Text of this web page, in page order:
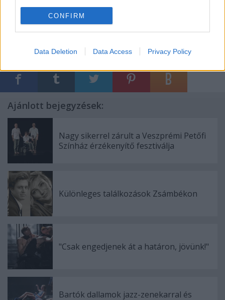
CONFIRM
Data Deletion Data Access Privacy Policy
Ajánlott bejegyzések:
Nagy sikerrel zárult a Veszprémi Petőfi
Színház érzékenyítő fesztiválja
Különleges találkozások Zsámbékon
"Csak engedjenek át a határon, jövünk!"
Bartók dallamok jazz-zenekarral és